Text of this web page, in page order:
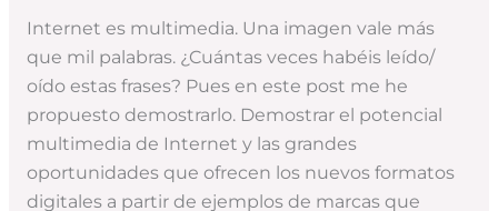
Internet es multimedia. Una imagen vale más
que mil palabras. ¿Cuántas veces habéis leído/
oído estas frases? Pues en este post me he
propuesto demostrarlo. Demostrar el potencial
multimedia de Internet y las grandes
oportunidades que ofrecen los nuevos formatos
digitales a partir de ejemplos de marcas que
en
narrativas
digitales